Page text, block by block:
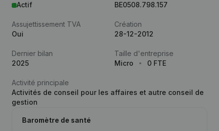
Actif
BE0508.798.157
Assujettissement TVA
Oui
Création
28-12-2012
Dernier bilan
2025
Taille d'entreprise
Micro
0 FTE
Activité principale
Activités de conseil pour les affaires et autre conseil de
gestion
Baromètre de santé